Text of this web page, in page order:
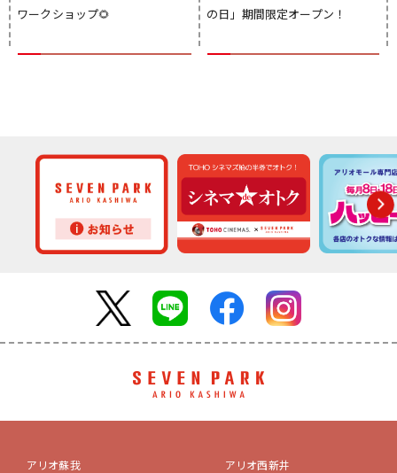
ワークショップ🌻
の日」期間限定オープン！
アリオ蘇我 アリオ西新井